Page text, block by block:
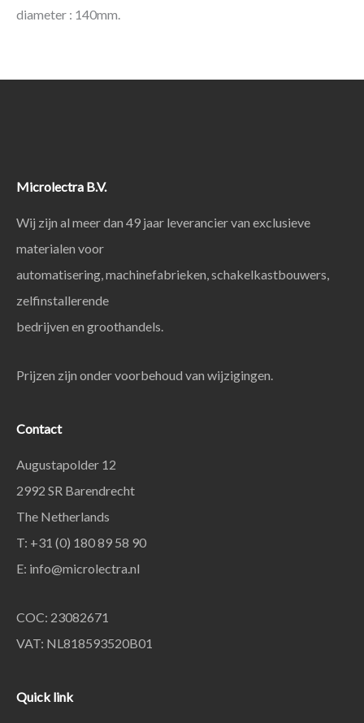
diameter : 140mm.
Microlectra B.V.
Wij zijn al meer dan 49 jaar leverancier van exclusieve
materialen voor
automatisering, machinefabrieken, schakelkastbouwers,
zelfinstallerende
bedrijven en groothandels.
Prijzen zijn onder voorbehoud van wijzigingen.
Contact
Augustapolder 12
2992 SR Barendrecht
The Netherlands
T: +31 (0) 180 89 58 90
E: info@microlectra.nl
COC: 23082671
VAT: NL818593520B01
Quick link